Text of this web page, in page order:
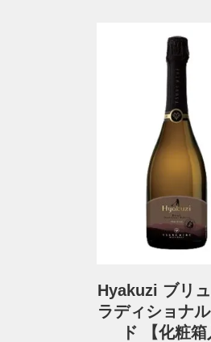
Hyakuzi ブリ
ラディショナ
ド 【化粧箱